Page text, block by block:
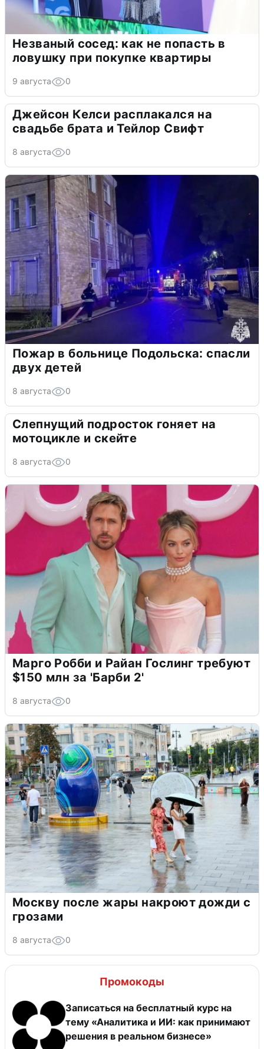
Незваный сосед: как не попасть в
ловушку при покупке квартиры
9 августа 0
Джейсон Келси расплакался на
свадьбе брата и Тейлор Свифт
8 августа 0
Пожар в больнице Подольска: спасли
двух детей
8 августа 0
Слепнущий подросток гоняет на
мотоцикле и скейте
8 августа 0
Марго Робби и Райан Гослинг требуют
$150 млн за 'Барби 2'
8 августа 0
Москву после жары накроют дожди с
грозами
8 августа 0
Промокоды
Записаться на бесплатный курс на
тему «Аналитика и ИИ: как принимают
решения в реальном бизнесе»